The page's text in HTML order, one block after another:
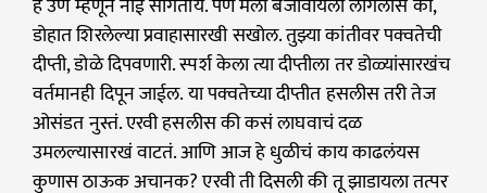
हे उणं म्हणून नाई सांगताय. पण मला बजावायला लागलीस की,
डोहात शिरलेल्या प्रवाहासारखी सखोल. तुझ्या कांतीवर पक्वतेची
दीप्ती, डोळे दिपवणारी. स्पर्श केला त्या दीप्तीला तर डोळ्यांसारखंच
वर्तमानही दिपून जाईल. या पक्वतेच्या दीप्तीत हसलीस तरी तेज
ओसंडत नुस्तं. एरवी हसलीस की कसं लाघवाचं दळ
उमलल्यासारखं वाटतं. आणि आज हे धुळीचं काय काढलंयस
कुणास ठाऊक अचानक? एरवी ती दिसली की तू झाडायला तत्पर